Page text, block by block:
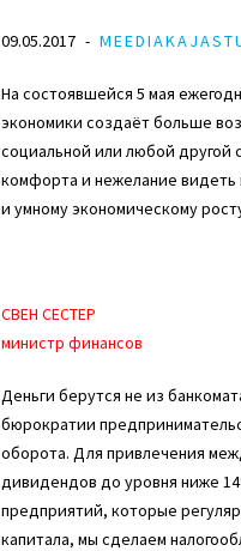
09.05.2017
На состоявшейся 5 мая
экономики создаёт больше
социальной или любой
комфорта и нежелание
и умному экономическому
СВЕН СЕСТЕР
министр финансов
Деньги берутся не из
бюрократии
оборота. Для привлечения
дивидендов до уровня ниже
предприятий, которые
капитала, мы сделаем